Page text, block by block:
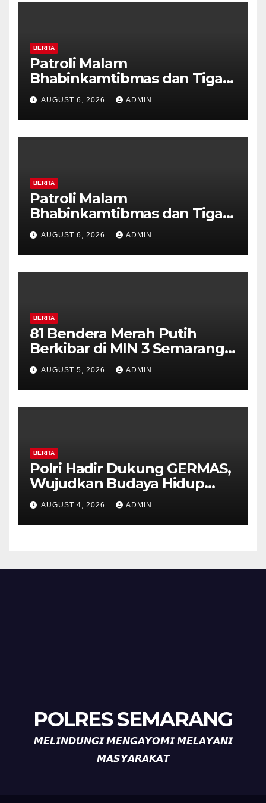
BERITA
Patroli Malam
Bhabinkamtibmas dan Tiga
Pilar Kelurahan Ungaran
Perkuat Kamtibmas, Warga
Diajak Aktifkan Ronda
AUGUST 6, 2026 ADMIN
BERITA
Patroli Malam
Bhabinkamtibmas dan Tiga
Pilar Kelurahan Ungaran
Perkuat Kamtibmas, Warga
Diajak Aktifkan Ronda
AUGUST 6, 2026 ADMIN
BERITA
81 Bendera Merah Putih
Berkibar di MIN 3 Semarang,
Bhabinkamtibmas Desa
Timpik Hadiri Peringatan
HUT ke-81 Kemerdekaan RI
AUGUST 5, 2026 ADMIN
BERITA
Polri Hadir Dukung GERMAS,
Wujudkan Budaya Hidup
Sehat di Kecamatan Pabelan
AUGUST 4, 2026 ADMIN
POLRES SEMARANG
𝙈𝙀𝙇𝙄𝙉𝘿𝙐𝙉𝙂𝙄 𝙈𝙀𝙉𝙂𝘼𝙔𝙊𝙈𝙄 𝙈𝙀𝙇𝘼𝙔𝘼𝙉𝙄
𝙈𝘼𝙎𝙔𝘼𝙍𝘼𝙆𝘼𝙏